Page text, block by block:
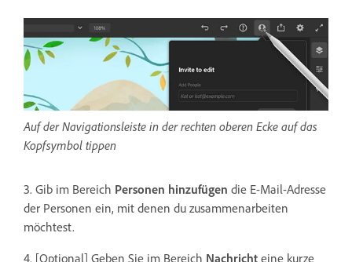
Auf der Navigationsleiste in der rechten oberen Ecke auf das
Kopfsymbol tippen
3. Gib im Bereich Personen hinzufügen die E-Mail-Adresse
der Personen ein, mit denen du zusammenarbeiten
möchtest.
4. [Optional] Geben Sie im Bereich Nachricht eine kurze